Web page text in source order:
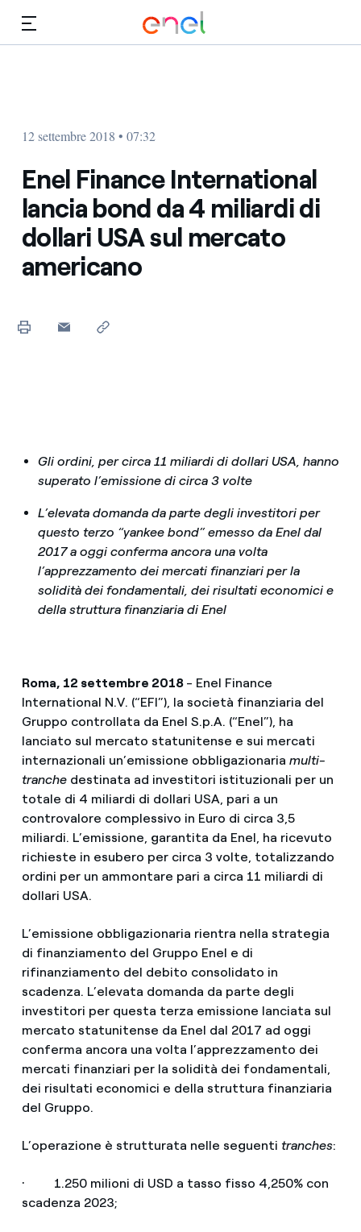
12 settembre 2018 • 07:32
Enel Finance International
lancia bond da 4 miliardi di
dollari USA sul mercato
americano
Gli ordini, per circa 11 miliardi di dollari USA, hanno
superato l’emissione di circa 3 volte
L’elevata domanda da parte degli investitori per
questo terzo “yankee bond” emesso da Enel dal
2017 a oggi conferma ancora una volta
l’apprezzamento dei mercati finanziari per la
solidità dei fondamentali, dei risultati economici e
della struttura finanziaria di Enel
Roma, 12 settembre 2018 - Enel Finance
International N.V. (“EFI”), la società finanziaria del
Gruppo controllata da Enel S.p.A. (“Enel”), ha
lanciato sul mercato statunitense e sui mercati
internazionali un’emissione obbligazionaria multi-
tranchedestinata ad investitori istituzionali per un
totale di 4 miliardi di dollari USA, pari a un
controvalore complessivo in Euro di circa 3,5
miliardi. L’emissione, garantita da Enel, ha ricevuto
richieste in esubero per circa 3 volte, totalizzando
ordini per un ammontare pari a circa 11 miliardi di
dollari USA.
L’emissione obbligazionaria rientra nella strategia
di finanziamento del Gruppo Enel e di
rifinanziamento del debito consolidato in
scadenza. L’elevata domanda da parte degli
investitori per questa terza emissione lanciata sul
mercato statunitense da Enel dal 2017 ad oggi
conferma ancora una volta l’apprezzamento dei
mercati finanziari per la solidità dei fondamentali,
dei risultati economici e della struttura finanziaria
del Gruppo.
L’operazione è strutturata nelle seguenti tranches:
· 1.250 milioni di USD a tasso fisso 4,250% con
scadenza 2023;